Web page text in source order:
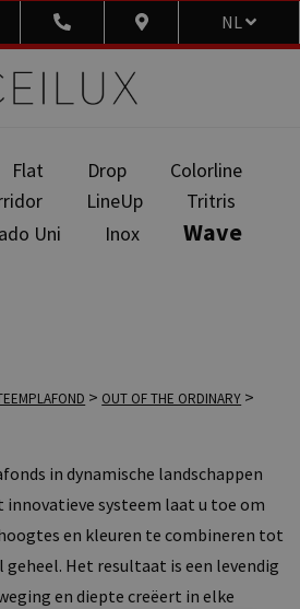
NL
Flat Drop
Colorline
LineUp
Tritris
Uni Inox Wave
> OUT OF THE ORDINARY >
in dynamische landschappen
innovatieve systeem laat u toe om
en kleuren te combineren tot
Het resultaat is een levendig
en diepte creëert in elke